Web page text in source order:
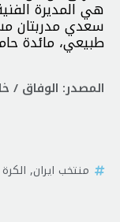
هي المديرة
سعدي مدربتان
طبيعي، مائدة
المصدر: الوفاق /
منتخب ايران,